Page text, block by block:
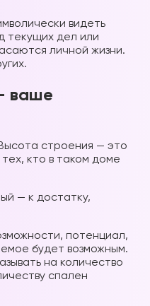
видеть
текущих дел или
личной жизни.
ваше
строения — это
кто в таком доме
— к достатку,
потенциал,
будет возможным.
на количество
спален